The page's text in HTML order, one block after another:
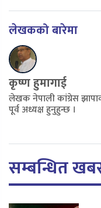
लेखकको बारेमा
कृष्ण हुमागाई
लेखक नेपाली कांग्रेस
पूर्व अध्यक्ष हुनुहुन्छ ।
सम्बन्धित